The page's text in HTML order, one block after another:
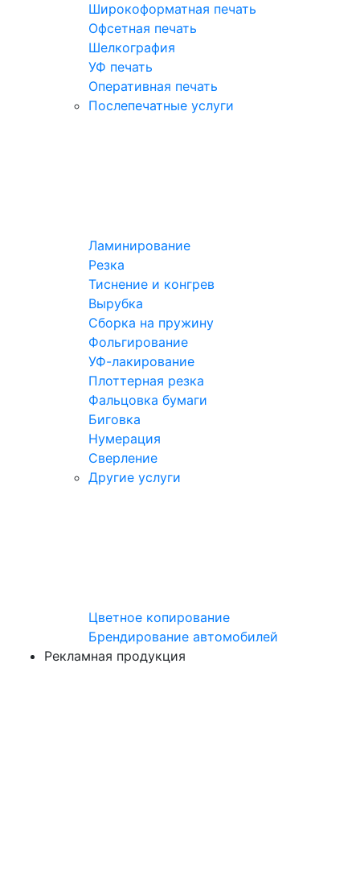
Широкоформатная печать
Офсетная печать
Шелкография
УФ печать
Оперативная печать
Послепечатные услуги
Ламинирование
Резка
Тиснение и конгрев
Вырубка
Сборка на пружину
Фольгирование
УФ-лакирование
Плоттерная резка
Фальцовка бумаги
Биговка
Нумерация
Сверление
Другие услуги
Цветное копирование
Брендирование автомобилей
Рекламная продукция